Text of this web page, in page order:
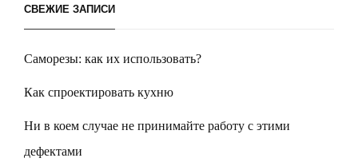
СВЕЖИЕ ЗАПИСИ
Саморезы: как их использовать?
Как спроектировать кухню
Ни в коем случае не принимайте работу с этими
дефектами